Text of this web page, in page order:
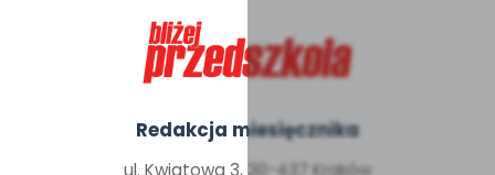
Redakcja miesięcznika
ul. Kwiatowa 3, 30-437 Kraków